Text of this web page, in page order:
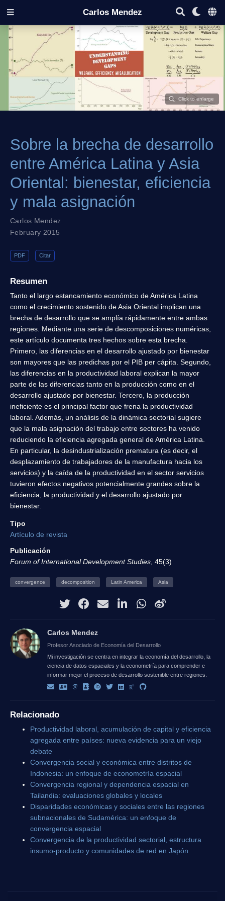
Carlos Mendez
Sobre la brecha de desarrollo
entre América Latina y Asia
Oriental: bienestar, eficiencia
y mala asignación
Carlos Mendez
February 2015
PDF Citar
Resumen
Tanto el largo estancamiento económico de América Latina
como el crecimiento sostenido de Asia Oriental implican una
brecha de desarrollo que se amplía rápidamente entre ambas
regiones. Mediante una serie de descomposiciones numéricas,
este artículo documenta tres hechos sobre esta brecha.
Primero, las diferencias en el desarrollo ajustado por bienestar
son mayores que las predichas por el PIB per cápita. Segundo,
las diferencias en la productividad laboral explican la mayor
parte de las diferencias tanto en la producción como en el
desarrollo ajustado por bienestar. Tercero, la producción
ineficiente es el principal factor que frena la productividad
laboral. Además, un análisis de la dinámica sectorial sugiere
que la mala asignación del trabajo entre sectores ha venido
reduciendo la eficiencia agregada general de América Latina.
En particular, la desindustrialización prematura (es decir, el
desplazamiento de trabajadores de la manufactura hacia los
servicios) y la caída de la productividad en el sector servicios
tuvieron efectos negativos potencialmente grandes sobre la
eficiencia, la productividad y el desarrollo ajustado por
bienestar.
Tipo
Artículo de revista
Publicación
Forum of International Development Studies, 45(3)
convergence decomposition Latin America Asia
Carlos Mendez
Profesor Asociado de Economía del Desarrollo
Mi investigación se centra en integrar la economía del desarrollo, la
ciencia de datos espaciales y la econometría para comprender e
informar mejor el proceso de desarrollo sostenible entre regiones.
Relacionado
Productividad laboral, acumulación de capital y eficiencia
agregada entre países: nueva evidencia para un viejo
debate
Convergencia social y económica entre distritos de
Indonesia: un enfoque de econometría espacial
Convergencia regional y dependencia espacial en
Tailandia: evaluaciones globales y locales
Disparidades económicas y sociales entre las regiones
subnacionales de Sudamérica: un enfoque de
convergencia espacial
Convergencia de la productividad sectorial, estructura
insumo-producto y comunidades de red en Japón